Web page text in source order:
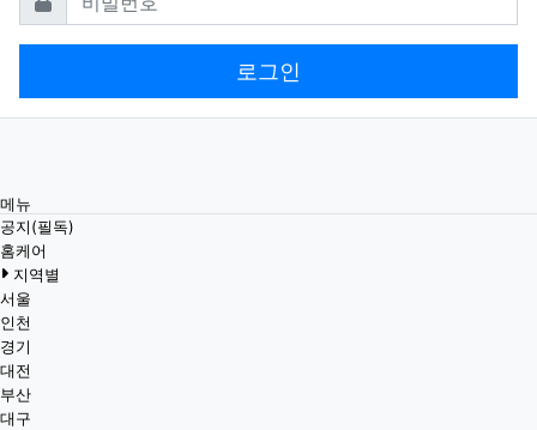
로그인
메뉴
공지(필독)
홈케어
지역별
서울
인천
경기
대전
부산
대구